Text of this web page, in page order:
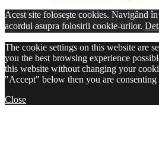
Acest site foloseşte cookies. Navigând
acordul asupra folosirii cookie-urilor.
The cookie settings on this website are
you the best browsing experience
this website without changing your
"Accept" below then you are consenting
Close